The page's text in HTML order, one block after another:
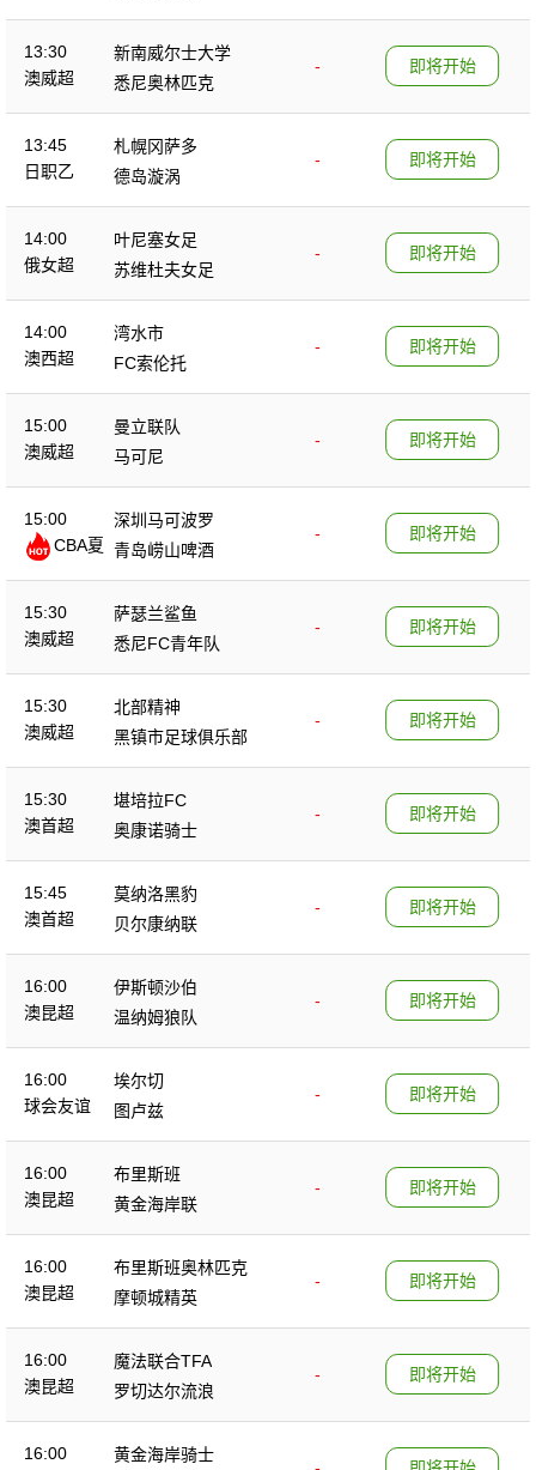
13:30
澳威超
新南威尔士大学
-
悉尼奥林匹克
即将开始
13:45
日职乙
札幌冈萨多
-
德岛漩涡
即将开始
14:00
俄女超
叶尼塞女足
-
苏维杜夫女足
即将开始
14:00
澳西超
湾水市
-
FC索伦托
即将开始
15:00
澳威超
曼立联队
-
马可尼
即将开始
15:00
CBA夏
深圳马可波罗
-
青岛崂山啤酒
即将开始
15:30
澳威超
萨瑟兰鲨鱼
-
悉尼FC青年队
即将开始
15:30
澳威超
北部精神
-
黑镇市足球俱乐部
即将开始
15:30
澳首超
堪培拉FC
-
奥康诺骑士
即将开始
15:45
澳首超
莫纳洛黑豹
-
贝尔康纳联
即将开始
16:00
澳昆超
伊斯顿沙伯
-
温纳姆狼队
即将开始
16:00
球会友谊
埃尔切
-
图卢兹
即将开始
16:00
澳昆超
布里斯班
-
黄金海岸联
即将开始
16:00
澳昆超
布里斯班奥林匹克
-
摩顿城精英
即将开始
16:00
澳昆超
魔法联合TFA
-
罗切达尔流浪
即将开始
16:00
黄金海岸骑士